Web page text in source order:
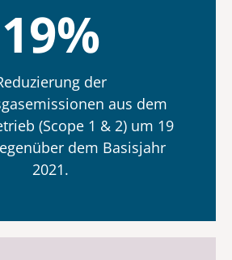
19%
der
aus dem
(Scope 1 & 2) um 19
dem Basisjahr
2021.